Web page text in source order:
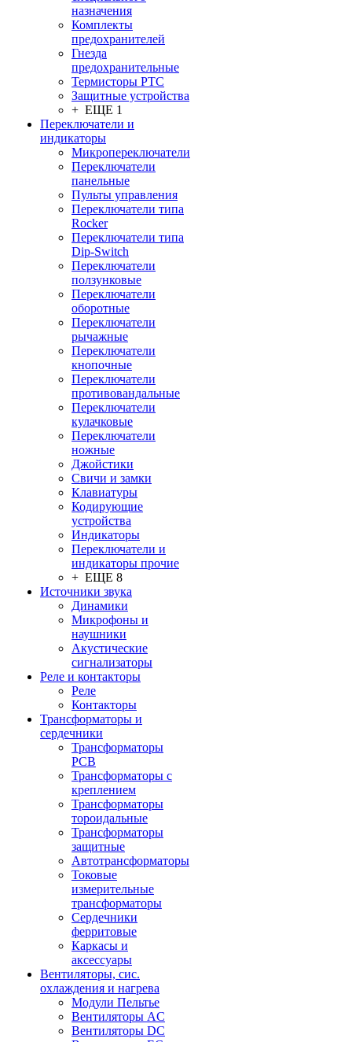
назначения
Комплекты
предохранителей
Гнезда
предохранительные
Термисторы PTC
Защитные устройства
+ ЕЩЕ 1
Переключатели и
индикаторы
Микропереключатели
Переключатели
панельные
Пульты управления
Переключатели типа
Rocker
Переключатели типа
Dip-Switch
Переключатели
ползунковые
Переключатели
оборотные
Переключатели
рычажные
Переключатели
кнопочные
Переключатели
противовандальные
Переключатели
кулачковые
Переключатели
ножные
Джойстики
Свичи и замки
Клавиатуры
Кодирующие
устройства
Индикаторы
Переключатели и
индикаторы прочие
+ ЕЩЕ 8
Источники звука
Динамики
Микрофоны и
наушники
Акустические
сигнализаторы
Реле и контакторы
Реле
Контакторы
Трансформаторы и
сердечники
Трансформаторы
PCB
Трансформаторы с
креплением
Трансформаторы
тороидальные
Трансформаторы
защитные
Автотрансформаторы
Токовые
измерительные
трансформаторы
Сердечники
ферритовые
Каркасы и
аксессуары
Вентиляторы, сис.
охлаждения и нагрева
Модули Пельтье
Вентиляторы AC
Вентиляторы DC